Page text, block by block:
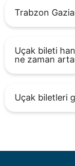
Trabzon
Uçak bileti
ne zaman
Uçak biletleri